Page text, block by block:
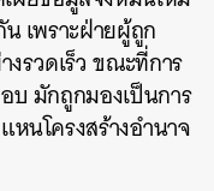
เพราะฝ่ายผู้ถูก
รวดเร็ว ขณะที่การ
บ มักถูกมองเป็นการ
หนโครงสร้างอำนาจ